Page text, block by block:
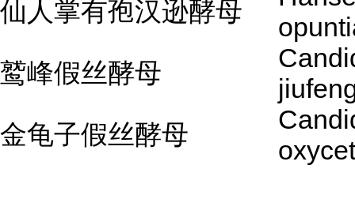
仙人掌有孢汉逊酵母
鹫峰假丝酵母
金龟子假丝酵母